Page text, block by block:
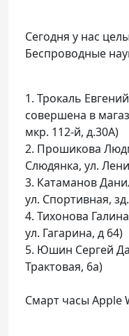
Сегодня у нас
Беспроводные
1. Трокаль
совершена в
мкр. 112-й, д.30А)
2. Прошикова
Слюдянка, ул.
3. Катаманов
ул. Спортивная,
4. Тихонова
ул. Гагарина, д 64)
5. Юшин Сергей
Трактовая, 6а)
Смарт часы Apple